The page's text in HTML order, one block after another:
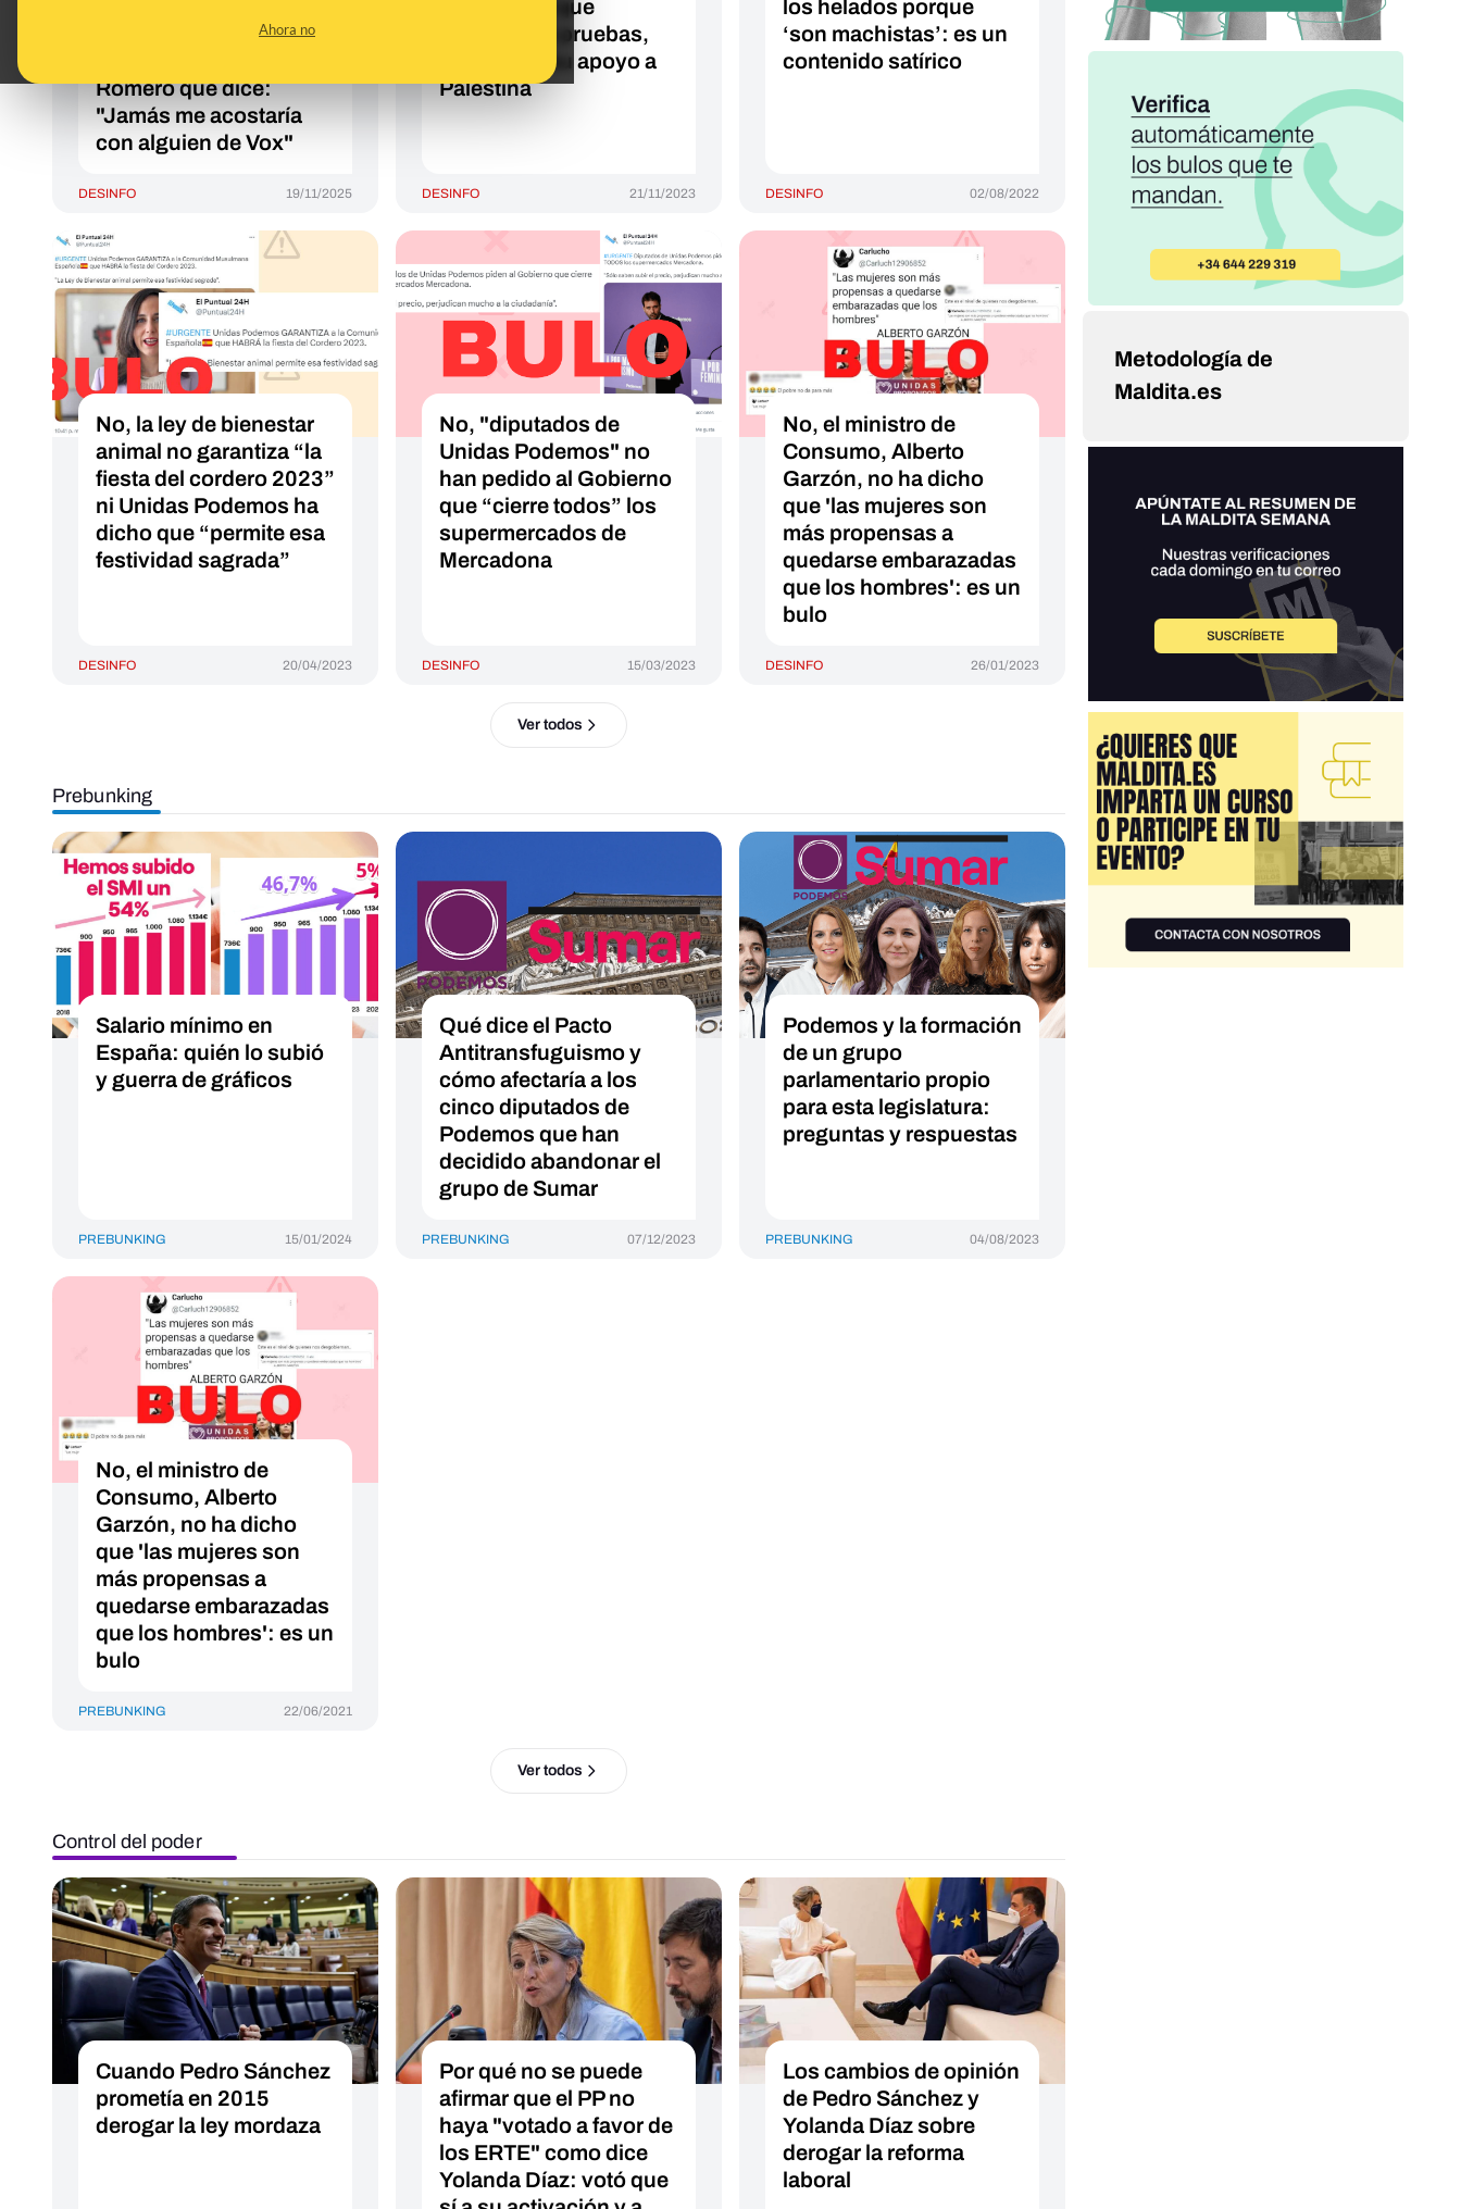
Ahora no
Extremadura llamada
Romero que dice:
"Jamás me acostaría
con alguien de Vox"
DESINFO 19/11/2025
contenidos que
afirman, sin pruebas,
que es por su apoyo a
Palestina
DESINFO 21/11/2023
los helados porque
‘son machistas’: es un
contenido satírico
DESINFO 02/08/2022
No, la ley de bienestar
animal no garantiza “la
fiesta del cordero 2023”
ni Unidas Podemos ha
dicho que “permite esa
festividad sagrada”
DESINFO 20/04/2023
No, "diputados de
Unidas Podemos" no
han pedido al Gobierno
que “cierre todos” los
supermercados de
Mercadona
DESINFO 15/03/2023
No, el ministro de
Consumo, Alberto
Garzón, no ha dicho
que 'las mujeres son
más propensas a
quedarse embarazadas
que los hombres': es un
bulo
DESINFO 26/01/2023
Ver todos
Prebunking
Salario mínimo en
España: quién lo subió
y guerra de gráficos
PREBUNKING 15/01/2024
Qué dice el Pacto
Antitransfuguismo y
cómo afectaría a los
cinco diputados de
Podemos que han
decidido abandonar el
grupo de Sumar
PREBUNKING 07/12/2023
Podemos y la formación
de un grupo
parlamentario propio
para esta legislatura:
preguntas y respuestas
PREBUNKING 04/08/2023
No, el ministro de
Consumo, Alberto
Garzón, no ha dicho
que 'las mujeres son
más propensas a
quedarse embarazadas
que los hombres': es un
bulo
PREBUNKING 22/06/2021
Ver todos
Control del poder
Cuando Pedro Sánchez
prometía en 2015
derogar la ley mordaza
Por qué no se puede
afirmar que el PP no
haya "votado a favor de
los ERTE" como dice
Yolanda Díaz: votó que
Los cambios de opinión
de Pedro Sánchez y
Yolanda Díaz sobre
derogar la reforma
laboral
Metodología de
Maldita.es